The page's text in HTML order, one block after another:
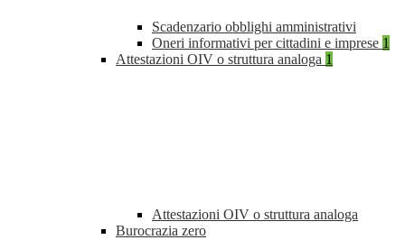
Scadenzario obblighi amministrativi
Oneri informativi per cittadini e imprese 1
Attestazioni OIV o struttura analoga 1
Attestazioni OIV o struttura analoga
Burocrazia zero